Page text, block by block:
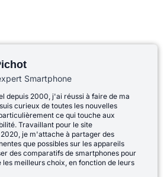
Smartphone
depuis 2000, j'ai réussi à faire de ma
curieux de toutes les nouvelles
ce qui touche aux
Travaillant pour le site
je m'attache à partager des
que possibles sur les appareils
des comparatifs de smartphones pour
meilleurs choix, en fonction de leurs